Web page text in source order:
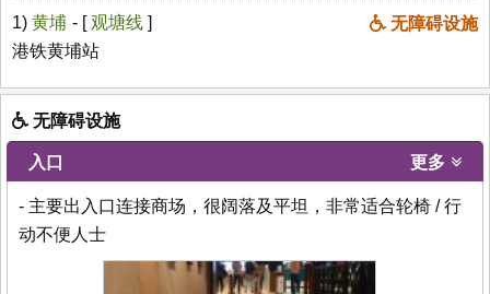
1) 黄埔 无障碍设施
- [观塘线 ]
港铁黄埔站
无障碍设施
入口 更多
- 主要出入口连接商场，很阔落及平坦，非常适合轮椅 / 行
动不便人士